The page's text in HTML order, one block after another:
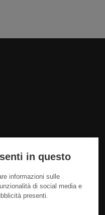
in questo
informazioni sulle
di social media e
presenti.